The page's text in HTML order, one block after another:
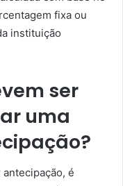
fixa ou
instituição
ser
uma
é